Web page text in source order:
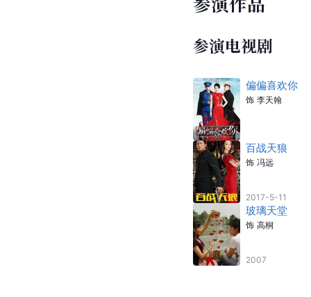
参演电视剧
偏偏喜欢你
饰 李天翰
百战天狼
饰 冯远
2017-5-11
玻璃天堂
饰 高桐
2007